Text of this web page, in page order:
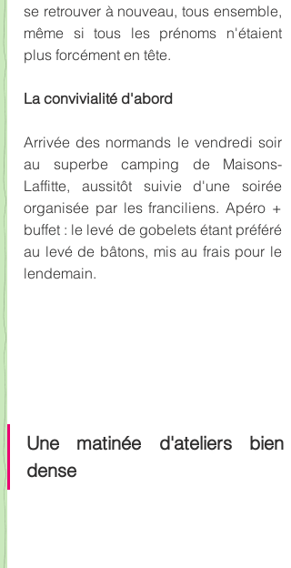
se retrouver à nouveau, tous ensemble,
même si tous les prénoms n'étaient
plus forcément en tête.
La convivialité d'abord
Arrivée des normands le vendredi soir
au superbe camping de Maisons-
Laffitte, aussitôt suivie d'une soirée
organisée par les franciliens. Apéro +
buffet : le levé de gobelets étant préféré
au levé de bâtons, mis au frais pour le
lendemain.
Une matinée d'ateliers bien
dense